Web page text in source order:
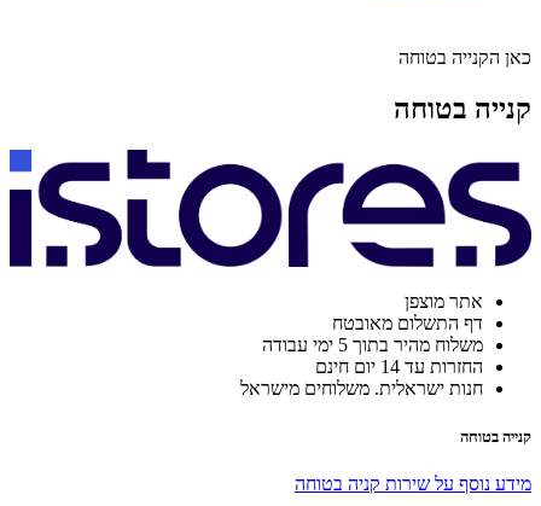
כאן הקנייה בטוחה
קנייה בטוחה
אתר מוצפן
דף התשלום מאובטח
משלוח מהיר בתוך 5 ימי עבודה
החזרות עד 14 יום חינם
חנות ישראלית. משלוחים מישראל
קנייה בטוחה
מידע נוסף על שירות קניה בטוחה